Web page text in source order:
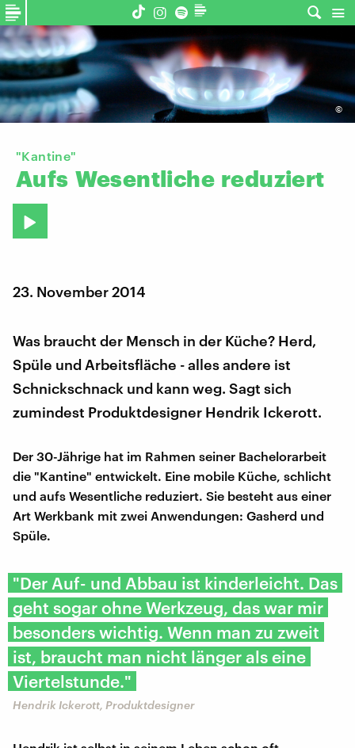
©
"Kantine"
Aufs Wesentliche reduziert
23. November 2014
Was braucht der Mensch in der Küche? Herd,
Spüle und Arbeitsfläche - alles andere ist
Schnickschnack und kann weg. Sagt sich
zumindest Produktdesigner Hendrik Ickerott.
Der 30-Jährige hat im Rahmen seiner Bachelorarbeit
die "Kantine" entwickelt. Eine mobile Küche, schlicht
und aufs Wesentliche reduziert. Sie besteht aus einer
Art Werkbank mit zwei Anwendungen: Gasherd und
Spüle.
"Der Auf- und Abbau ist kinderleicht. Das
geht sogar ohne Werkzeug, das war mir
besonders wichtig. Wenn man zu zweit
ist, braucht man nicht länger als eine
Viertelstunde."
Hendrik Ickerott, Produktdesigner